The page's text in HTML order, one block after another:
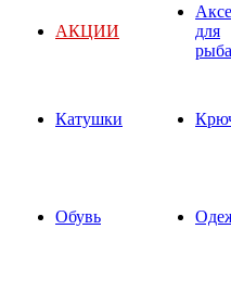
АКЦИИ
для
Катушки
Обувь